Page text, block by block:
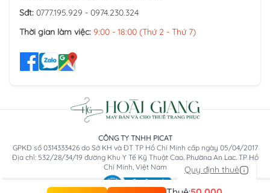
Quy định thuê
Sđt: 0777.195.929 - 0974.230.324
Thời gian làm việc: 9:00 - 18:00 (Thứ 2 - Thứ 7)
CÔNG TY TNHH PICAT
GPKD số 0314333426 do Sở KH và ĐT TP Hồ Chí Minh cấp ngày 05/04/2017
Địa chỉ: 532/28/34/19 đường Khu Y Tế Kỹ Thuật Cao, Phường An Lạc, TP Hồ
Chí Minh, Việt Nam